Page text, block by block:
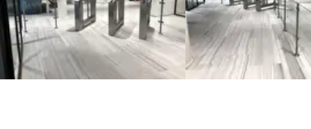
Vorige